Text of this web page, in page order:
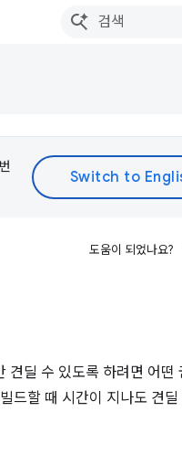
도움이 되었나요?
견딜 수 있도록 하려면 어떤
드할 때 시간이 지나도 견딜